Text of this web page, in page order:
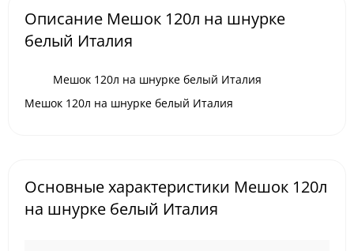
Описание Мешок 120л на шнурке
белый Италия
Мешок 120л на шнурке белый Италия
Мешок 120л на шнурке белый Италия
Основные характеристики Мешок 120л
на шнурке белый Италия